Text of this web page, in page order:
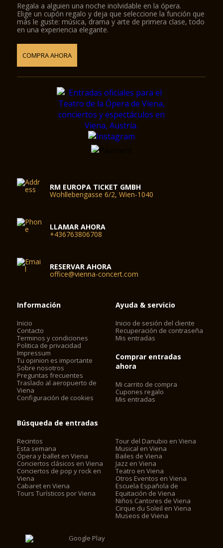
Regala a alguien una noche inolvidable en la ópera.
Elige un cupón regalo y deja que seleccione la función que
más le guste: música, drama y arte de primera clase, todo
en una experiencia elegante.
COMPRA AHORA
RM EUROPA TICKET GMBH
Wohllebengasse 6/2, Wien-1040
LLAMAR AHORA
+436763806708
RESERVAR AHORA
office@vienna-concert.com
Información
Inicio
Contacto
Terminos y condiciones
Politica de privacidad
Impressum
Tu opinion es importante
Sobre nosotros
Preguntas frecuentes
Traslado al aeropuerto de
Viena
Configuración de cookies
Ayuda & servicio
Inicio de sesión del cliente
Recuperación de contraseña
Mis entradas
Comprar entradas
ahora
Mi carrito de compra
Cupones regalo
Mis entradas
Búsqueda de entradas
Recintos
Esta semana
Ópera y ballet en Viena
Conciertos clásicos en Viena
Conciertos de pop y rock en
Viena
Cabaret en Viena
Tours Turísticos por Viena
Tour del Danubio en Viena
Musical en Viena
Bailes de Viena
Jazz en Viena
Teatro en Viena
Otros Eventos en Viena
Escuela Española de
Equitación de Viena
Niños Cantores de Viena
Cirque du Soleil en Viena
Museos de Viena